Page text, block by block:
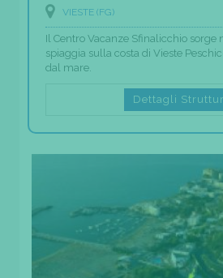
VIESTE (FG)
Il Centro Vacanze Sfinalicchio
spiaggia sulla costa di Vieste
dal mare.
Dettagli